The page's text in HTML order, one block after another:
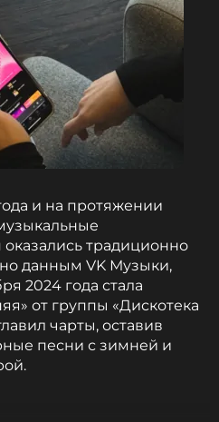
и на протяжении
традиционно
данным VK Музыки,
2024 года стала
от группы «Дискотека
чарты, оставив
песни с зимней и